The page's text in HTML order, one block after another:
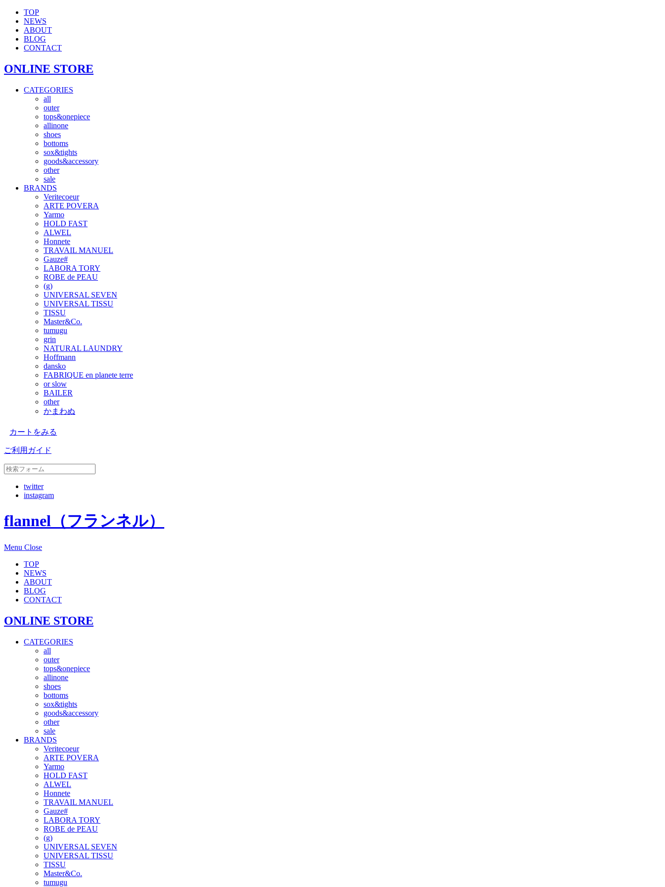
TOP
NEWS
ABOUT
BLOG
CONTACT
ONLINE STORE
CATEGORIES
all
outer
tops&onepiece
allinone
shoes
bottoms
sox&tights
goods&accessory
other
sale
BRANDS
Veritecoeur
ARTE POVERA
Yarmo
HOLD FAST
ALWEL
Honnete
TRAVAIL MANUEL
Gauze#
LABORA TORY
ROBE de PEAU
(g)
UNIVERSAL SEVEN
UNIVERSAL TISSU
TISSU
Master&Co.
tumugu
grin
NATURAL LAUNDRY
Hoffmann
dansko
FABRIQUE en planete terre
or slow
BAILER
other
かまわぬ
カートをみる
ご利用ガイド
twitter
instagram
flannel（フランネル）
Menu Close
TOP
NEWS
ABOUT
BLOG
CONTACT
ONLINE STORE
CATEGORIES
all
outer
tops&onepiece
allinone
shoes
bottoms
sox&tights
goods&accessory
other
sale
BRANDS
Veritecoeur
ARTE POVERA
Yarmo
HOLD FAST
ALWEL
Honnete
TRAVAIL MANUEL
Gauze#
LABORA TORY
ROBE de PEAU
(g)
UNIVERSAL SEVEN
UNIVERSAL TISSU
TISSU
Master&Co.
tumugu